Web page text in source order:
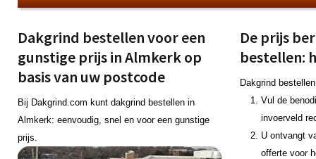
Dakgrind bestellen voor een
gunstige prijs in Almkerk op
basis van uw postcode
Bij Dakgrind.com kunt dakgrind bestellen in
Almkerk: eenvoudig, snel en voor een gunstige
prijs.
De prijs
bestellen:
Dakgrind
Vul de
invoerveld
U ontvangt
offerte voor